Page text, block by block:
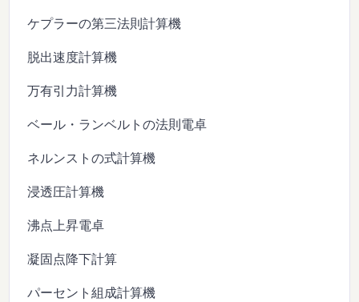
ケプラーの第三法則計算機
脱出速度計算機
万有引力計算機
ベール・ランベルトの法則電卓
ネルンストの式計算機
浸透圧計算機
沸点上昇電卓
凝固点降下計算
パーセント組成計算機